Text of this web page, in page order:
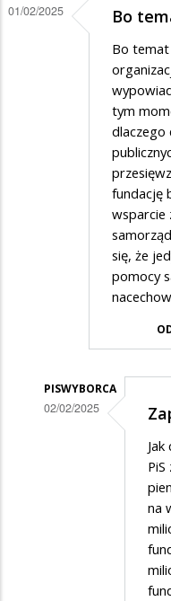
01/02/2025 Bo
Bo temat
tym
dlaczego
fundację
wsparcie
się, że
pomocy
PISWYBORCA
02/02/2025
na